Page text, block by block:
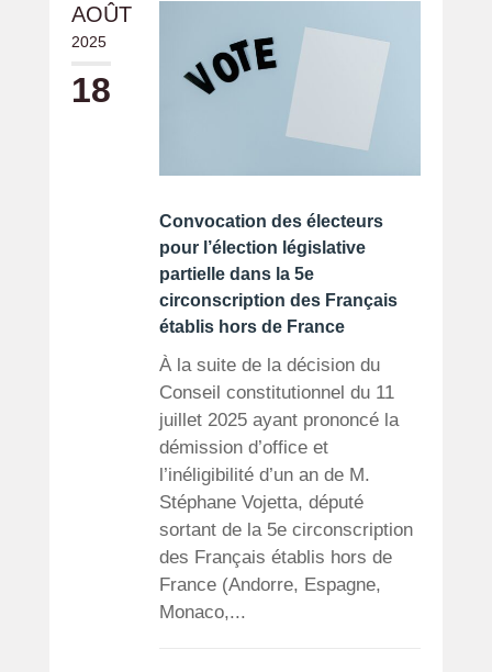
AOÛT
2025
18
Convocation des électeurs
pour l’élection législative
partielle dans la 5e
circonscription des Français
établis hors de France
À la suite de la décision du
Conseil constitutionnel du 11
juillet 2025 ayant prononcé la
démission d’office et
l’inéligibilité d’un an de M.
Stéphane Vojetta, député
sortant de la 5e circonscription
des Français établis hors de
France (Andorre, Espagne,
Monaco,...